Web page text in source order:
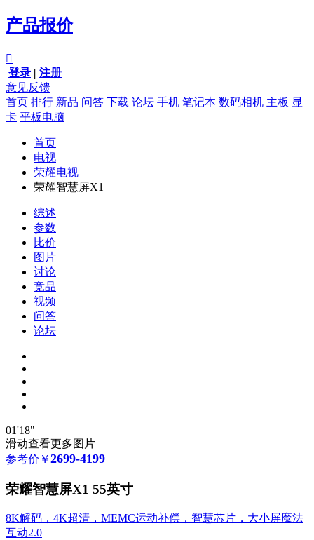
产品报价

登录 | 注册
意见反馈
首页 排行 新品 问答 下载 论坛 手机 笔记本 数码相机 主板 显
卡 平板电脑
首页
电视
荣耀电视
荣耀智慧屏X1
综述
参数
比价
图片
讨论
竞品
视频
问答
论坛
01'18"
滑动查看更多图片
参考价 ￥2699-4199
荣耀智慧屏X1 55英寸
8K解码，4K超清，MEMC运动补偿，智慧芯片，大小屏魔法
互动2.0